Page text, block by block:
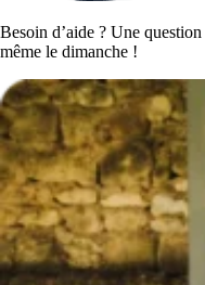
Besoin d’aide ? Une
même le dimanche !